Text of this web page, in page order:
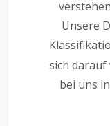
Unsere
sich darauf
bei uns